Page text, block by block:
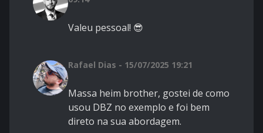
Valeu pessoal! 😎
Rafael Dias - 15/07/2025 19:21
Massa heim brother, gostei de como
usou DBZ no exemplo e foi bem
direto na sua abordagem.